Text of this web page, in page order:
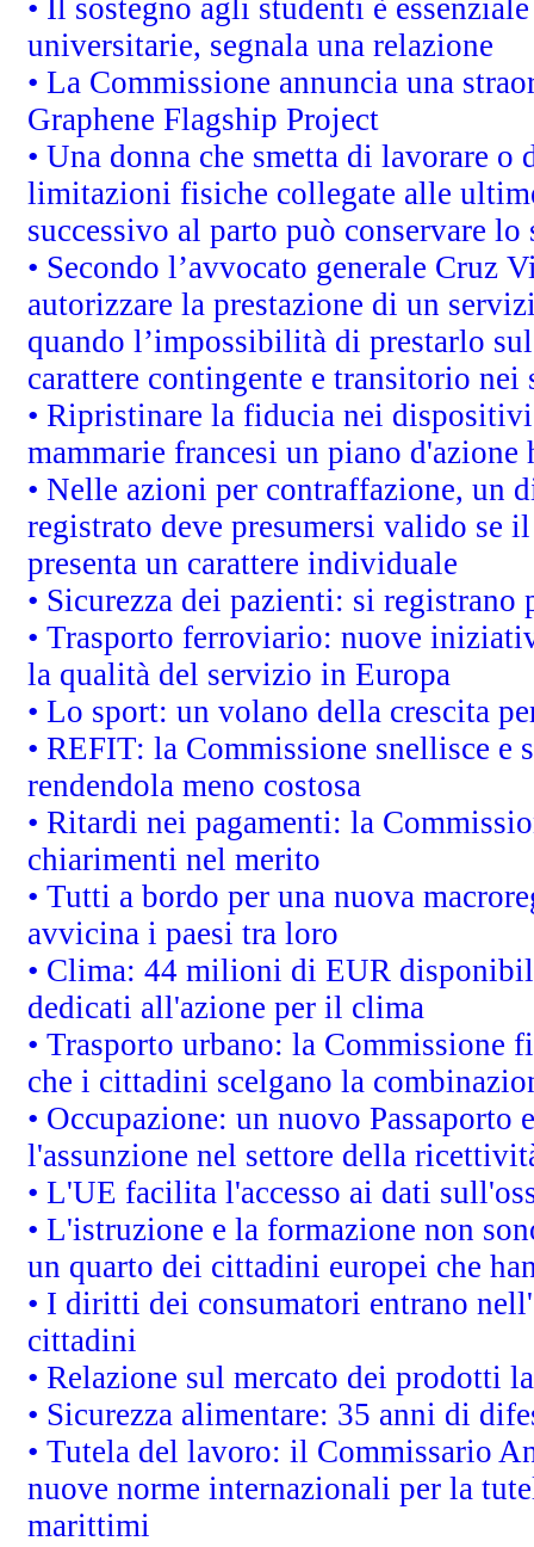
• Il sostegno agli studenti è
universitarie, segnala una relazione
• La Commissione annuncia una
Graphene Flagship Project
• Una donna che smetta di lavorare
limitazioni fisiche collegate alle
successivo al parto può conservare
• Secondo l’avvocato generale Cruz
autorizzare la prestazione di un
quando l’impossibilità di prestarlo
carattere contingente e transitorio
• Ripristinare la fiducia nei
mammarie francesi un piano
• Nelle azioni per contraffazione, un
registrato deve presumersi valido se
presenta un carattere individuale
• Sicurezza dei pazienti: si
• Trasporto ferroviario: nuove
la qualità del servizio in Europa
• Lo sport: un volano della crescita
• REFIT: la Commissione snellisce
rendendola meno costosa
• Ritardi nei pagamenti: la
chiarimenti nel merito
• Tutti a bordo per una nuova
avvicina i paesi tra loro
• Clima: 44 milioni di EUR
dedicati all'azione per il clima
• Trasporto urbano: la Commissione
che i cittadini scelgano la
• Occupazione: un nuovo Passaporto
l'assunzione nel settore della
• L'UE facilita l'accesso ai dati
• L'istruzione e la formazione non
un quarto dei cittadini europei che
• I diritti dei consumatori entrano
cittadini
• Relazione sul mercato dei prodotti
• Sicurezza alimentare: 35 anni di
• Tutela del lavoro: il Commissario
nuove norme internazionali per la
marittimi